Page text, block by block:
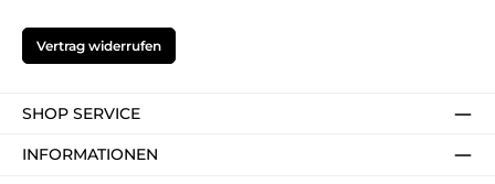
Vertrag widerrufen
SHOP SERVICE
INFORMATIONEN